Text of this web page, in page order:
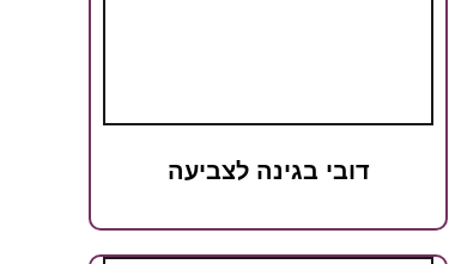
דובי בגינה לצביעה